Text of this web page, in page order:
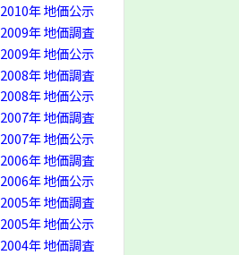
2010年 地価公示
2009年 地価調査
2009年 地価公示
2008年 地価調査
2008年 地価公示
2007年 地価調査
2007年 地価公示
2006年 地価調査
2006年 地価公示
2005年 地価調査
2005年 地価公示
2004年 地価調査